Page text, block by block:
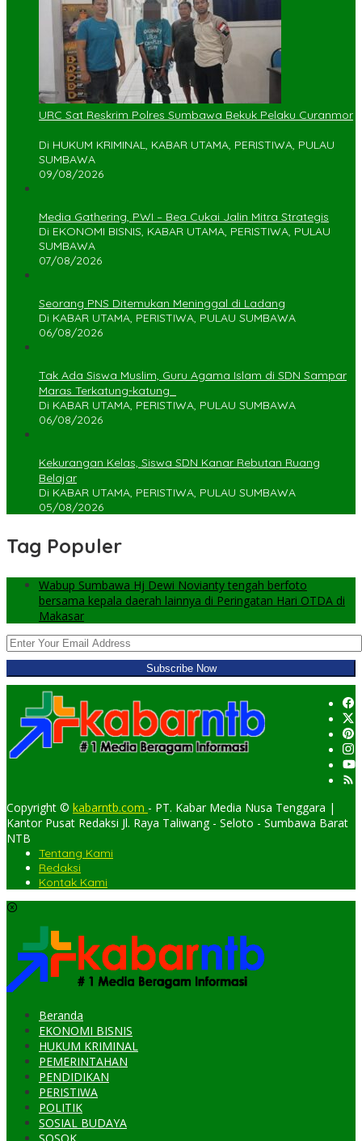
URC Sat Reskrim Polres Sumbawa Bekuk Pelaku Curanmor
Di HUKUM KRIMINAL, KABAR UTAMA, PERISTIWA, PULAU
SUMBAWA
09/08/2026
Media Gathering, PWI – Bea Cukai Jalin Mitra Strategis
Di EKONOMI BISNIS, KABAR UTAMA, PERISTIWA, PULAU
SUMBAWA
07/08/2026
Seorang PNS Ditemukan Meninggal di Ladang
Di KABAR UTAMA, PERISTIWA, PULAU SUMBAWA
06/08/2026
Tak Ada Siswa Muslim, Guru Agama Islam di SDN Sampar
Maras Terkatung-katung ‎
Di KABAR UTAMA, PERISTIWA, PULAU SUMBAWA
06/08/2026
Kekurangan Kelas, Siswa SDN Kanar Rebutan Ruang
Belajar
Di KABAR UTAMA, PERISTIWA, PULAU SUMBAWA
05/08/2026
Tag Populer
Wabup Sumbawa Hj Dewi Novianty tengah berfoto
bersama kepala daerah lainnya di Peringatan Hari OTDA di
Makasar
Copyright © kabarntb.com - PT. Kabar Media Nusa Tenggara |
Kantor Pusat Redaksi Jl. Raya Taliwang - Seloto - Sumbawa Barat
NTB
Tentang Kami
Redaksi
Kontak Kami
Beranda
EKONOMI BISNIS
HUKUM KRIMINAL
PEMERINTAHAN
PENDIDIKAN
PERISTIWA
POLITIK
SOSIAL BUDAYA